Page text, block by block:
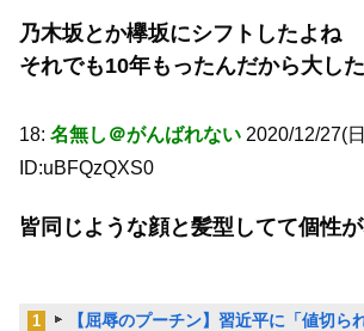
乃木坂とか欅坂にシフトしたよね
それでも10年もったんだから大し
18: 名無し＠がんばれない 2020/12/27(
ID:uBFQzQXS0
皆同じような顔と髪型してて個性
1
【屈辱のプーチン】習近平に「値切ら